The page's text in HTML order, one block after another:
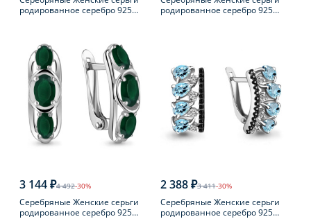
родированное серебро 925
родированное серебро 925
3 144 ₽4 492-30%
Серебряные Женские серьги
родированное серебро 925
2 388 ₽3 411-30%
Серебряные Женские серьги
родированное серебро 925